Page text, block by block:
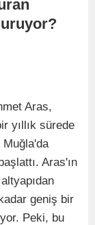
Aras,
yıllık sürede
Aras'ın
geniş bir
Peki, bu